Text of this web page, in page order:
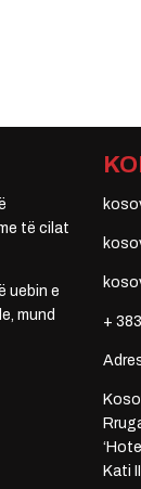
të cilat
uebin e
mund
+
Kati II